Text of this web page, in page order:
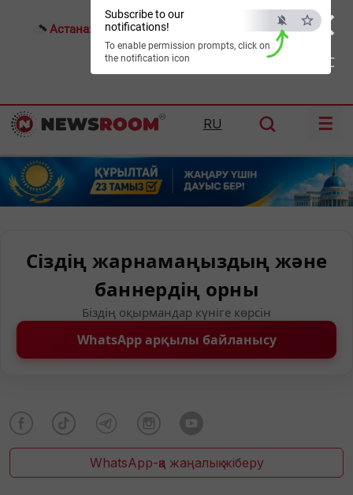
×
ESC
Subscribe to our
notifications!
To enable permission prompts, click on
the notification icon
Астана: 23°C Алматы: Шымкент:35°C
RU ☰
Сіздің жарнамаңыздың және
баннердің орны
Біздің оқырмандар күніге көрсін
WhatsApp арқылы байланысу
WhatsApp-қа жаңалық жіберу